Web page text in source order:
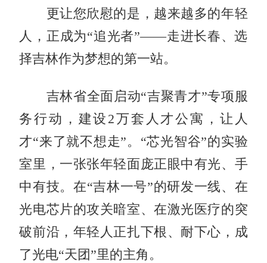
更让您欣慰的是，越来越多的年轻
人，正成为“追光者”——走进长春、选
择吉林作为梦想的第一站。
吉林省全面启动“吉聚青才”专项服
务行动，建设2万套人才公寓，让人
才“来了就不想走”。“芯光智谷”的实验
室里，一张张年轻面庞正眼中有光、手
中有技。在“吉林一号”的研发一线、在
光电芯片的攻关暗室、在激光医疗的突
破前沿，年轻人正扎下根、耐下心，成
了光电“天团”里的主角。